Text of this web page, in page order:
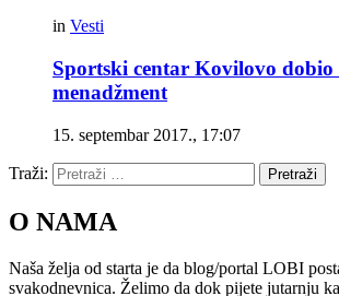
in Vesti
Sportski centar Kovilovo dobio
menadžment
15. septembar 2017., 17:07
Traži: Pretraži
O NAMA
Naša želja od starta je da blog/portal LOBI
svakodnevnica. Želimo da dok pijete jutarnju